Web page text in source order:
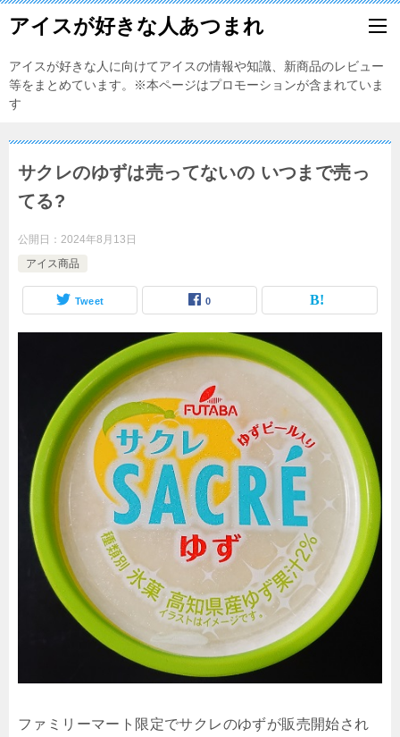
アイスが好きな人あつまれ
アイスが好きな人に向けてアイスの情報や知識、新商品のレビュー
等をまとめています。※本ページはプロモーションが含まれていま
す
サクレのゆずは売ってないの いつまで売っ
てる?
公開日： 2024年8月13日
アイス商品
Tweet 0
ファミリーマート限定でサクレのゆずが販売開始され